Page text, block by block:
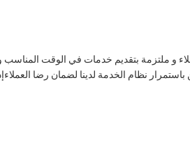
و ملتزمة بتقديم خدمات في الوقت المناسب
نظام الخدمة لدينا لضمان رضا